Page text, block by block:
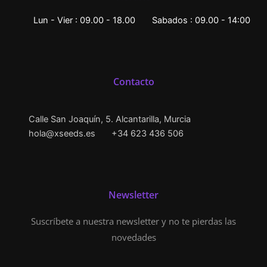
Lun - Vier : 09.00 - 18.00 Sabados : 09.00 - 14:00
Contacto
Calle San Joaquín, 5. Alcantarilla, Murcia
hola@xseeds.es
+34 623 436 506
Newsletter
Suscríbete a nuestra newsletter y no te pierdas las
novedades